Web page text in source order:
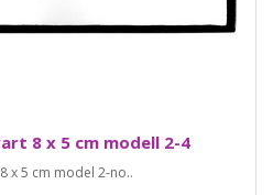
8 x 5 cm modell 2-4
x 5 cm model 2-no..